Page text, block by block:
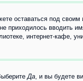
оставаться под
приходилось вводить
интернет-кафе,
Да, и вы будете